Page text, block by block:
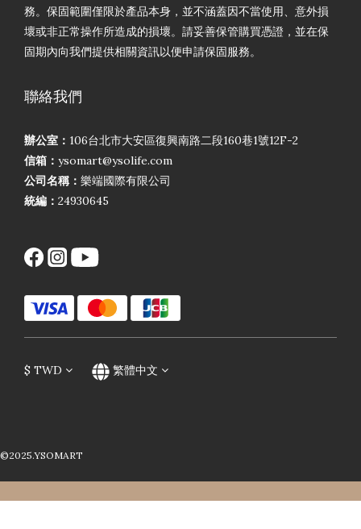
務。保固範圍僅限於產品本身，並不涵蓋因不當使用、意外損
壞或非正常操作所造成的損壞。請妥善保管購買憑證，並在保
固期內向我們提供相關資訊以便申請保固服務。
聯絡我們
辦公室： 106台北市大安區復興南路二段160巷1號12F-2
信箱： ysomart@ysolife.com
公司名稱： 樂端國際有限公司
統編： 24930645
$ TWD 繁體中文
©2025.YSOMART